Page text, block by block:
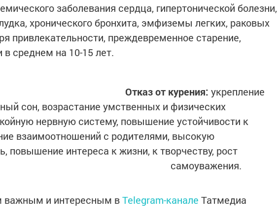
заболевания сердца, гипертонической болезни,
хронического бронхита, эмфиземы легких, раковых
привлекательности, преждевременное старение,
среднем на 10-15 лет.
Отказ от курения: укрепление
сон, возрастание умственных и физических
нервную систему, повышение устойчивости к
взаимоотношений с родителями, высокую
повышение интереса к жизни, к творчеству, рост
самоуважения.
важным и интересным вTelegram-канале Татмедиа